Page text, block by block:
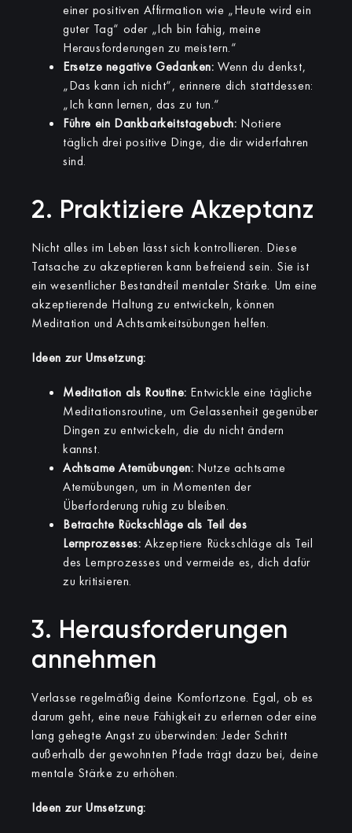
einer positiven Affirmation wie „Heute wird ein
guter Tag“ oder „Ich bin fähig, meine
Herausforderungen zu meistern.“
Ersetze negative Gedanken: Wenn du denkst,
„Das kann ich nicht“, erinnere dich stattdessen:
„Ich kann lernen, das zu tun.“
Führe ein Dankbarkeitstagebuch: Notiere
täglich drei positive Dinge, die dir widerfahren
sind.
2. Praktiziere Akzeptanz
Nicht alles im Leben lässt sich kontrollieren. Diese
Tatsache zu akzeptieren kann befreiend sein. Sie ist
ein wesentlicher Bestandteil mentaler Stärke. Um eine
akzeptierende Haltung zu entwickeln, können
Meditation und Achtsamkeitsübungen helfen.
Ideen zur Umsetzung:
Meditation als Routine: Entwickle eine tägliche
Meditationsroutine, um Gelassenheit gegenüber
Dingen zu entwickeln, die du nicht ändern
kannst.
Achtsame Atemübungen: Nutze achtsame
Atemübungen, um in Momenten der
Überforderung ruhig zu bleiben.
Betrachte Rückschläge als Teil des
Lernprozesses: Akzeptiere Rückschläge als Teil
des Lernprozesses und vermeide es, dich dafür
zu kritisieren.
3. Herausforderungen
annehmen
Verlasse regelmäßig deine Komfortzone. Egal, ob es
darum geht, eine neue Fähigkeit zu erlernen oder eine
lang gehegte Angst zu überwinden: Jeder Schritt
außerhalb der gewohnten Pfade trägt dazu bei, deine
mentale Stärke zu erhöhen.
Ideen zur Umsetzung: